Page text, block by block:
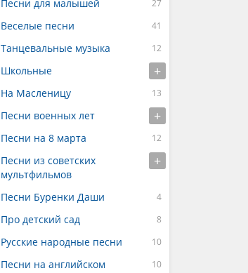
Песни для малышей
Веселые песни
Танцевальные музыка
Школьные
На Масленицу
Песни военных лет
Песни на 8 марта
Песни из советских
мультфильмов
Песни Буренки Даши
Про детский сад
Русские народные песни
Песни на английском